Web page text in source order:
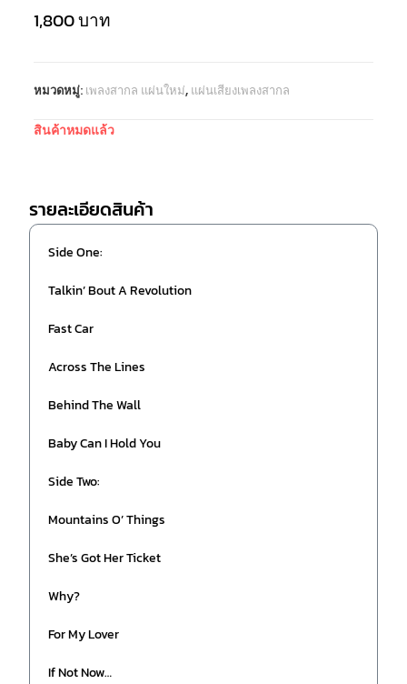
1,800บาท
หมวดหมู่: เพลงสากล แผ่นใหม่, แผ่นเสียงเพลงสากล
สินค้าหมดแล้ว
รายละเอียดสินค้า
Side One:
Talkin’ Bout A Revolution
Fast Car
Across The Lines
Behind The Wall
Baby Can I Hold You
Side Two:
Mountains O’ Things
She’s Got Her Ticket
Why?
For My Lover
If Not Now…